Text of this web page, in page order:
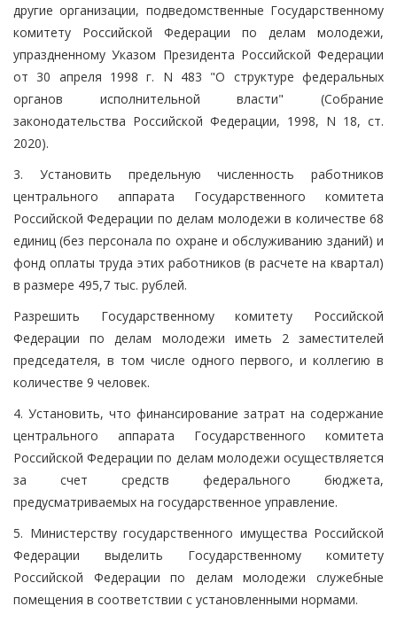
другие организации, подведомственные Государственному
комитету Российской Федерации по делам молодежи,
упраздненному Указом Президента Российской Федерации
от 30 апреля 1998 г. N 483 "О структуре федеральных
органов исполнительной власти" (Собрание
законодательства Российской Федерации, 1998, N 18, ст.
2020).
3. Установить предельную численность работников
центрального аппарата Государственного комитета
Российской Федерации по делам молодежи в количестве 68
единиц (без персонала по охране и обслуживанию зданий) и
фонд оплаты труда этих работников (в расчете на квартал)
в размере 495,7 тыс. рублей.
Разрешить Государственному комитету Российской
Федерации по делам молодежи иметь 2 заместителей
председателя, в том числе одного первого, и коллегию в
количестве 9 человек.
4. Установить, что финансирование затрат на содержание
центрального аппарата Государственного комитета
Российской Федерации по делам молодежи осуществляется
за счет средств федерального бюджета,
предусматриваемых на государственное управление.
5. Министерству государственного имущества Российской
Федерации выделить Государственному комитету
Российской Федерации по делам молодежи служебные
помещения в соответствии с установленными нормами.